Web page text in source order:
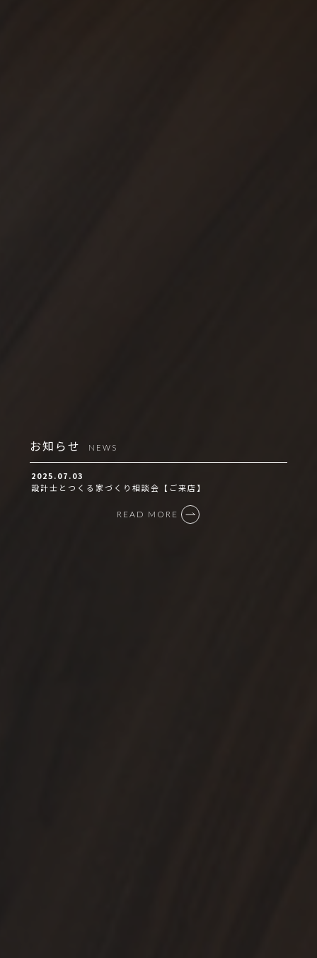
お知らせ NEWS
2025.07.03
設計士とつくる家づくり相談会【ご来店】
READ MORE